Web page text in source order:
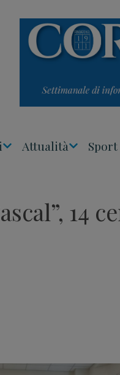
Attualità Sport
14